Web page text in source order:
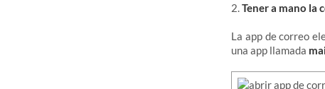
Tener a mano la
La app de correo
una app llamada